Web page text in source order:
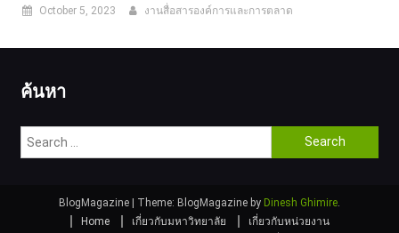
October 5, 2023 งานสื่อสารองค์การและการตลาด
ค้นหา
Search
for:
BlogMagazine | Theme: BlogMagazine by Dinesh Ghimire
Home
เกี่ยวกับมหาวิทยาลัย เกี่ยวกับหน่วยงาน